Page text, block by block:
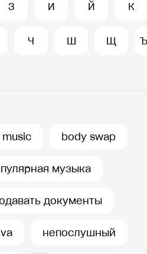
З И Й К
Ч Ш Щ
music body swap
музыка
документы
непослушный